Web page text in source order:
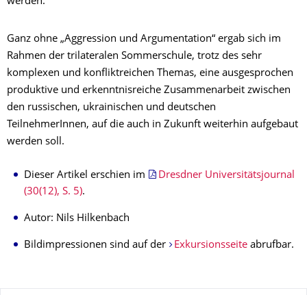
Ganz ohne „Aggression und Argumentation“ ergab sich im
Rahmen der trilateralen Sommerschule, trotz des sehr
komplexen und konfliktreichen Themas, eine ausgesprochen
produktive und erkenntnisreiche Zusammenarbeit zwischen
den russischen, ukrainischen und deutschen
TeilnehmerInnen, auf die auch in Zukunft weiterhin aufgebaut
werden soll.
Dieser Artikel erschien im
Dresdner Universitätsjournal
(30(12), S. 5).
Autor: Nils Hilkenbach
Bildimpressionen sind auf der Exkursionsseiteabrufbar.